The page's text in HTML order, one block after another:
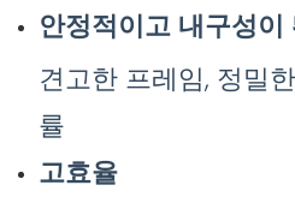
안정적이고 내구성이
견고한 프레임, 정밀
률
고효율